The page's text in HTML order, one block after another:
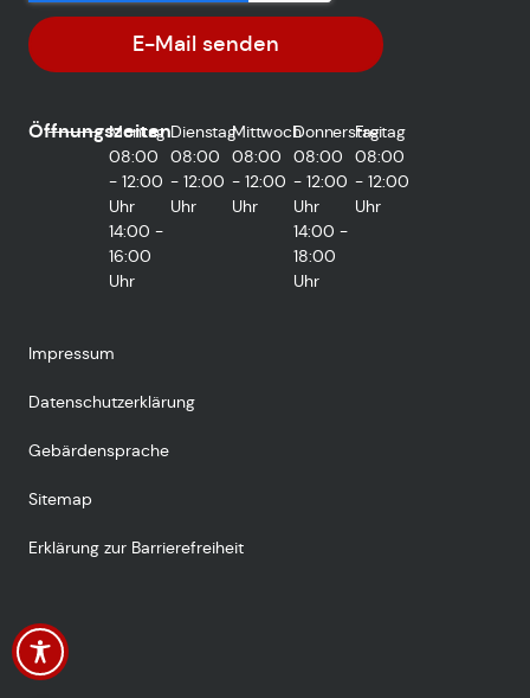
E-Mail senden
Öffnungszeiten
Montag
08:00
- 12:00
Uhr
14:00 -
16:00
Uhr
Dienstag
08:00
- 12:00
Uhr
Mittwoch
08:00
- 12:00
Uhr
Donnerstag
08:00
- 12:00
Uhr
14:00 -
18:00
Uhr
Freitag
08:00
- 12:00
Uhr
Impressum
Datenschutzerklärung
Gebärdensprache
Sitemap
Erklärung zur Barrierefreiheit